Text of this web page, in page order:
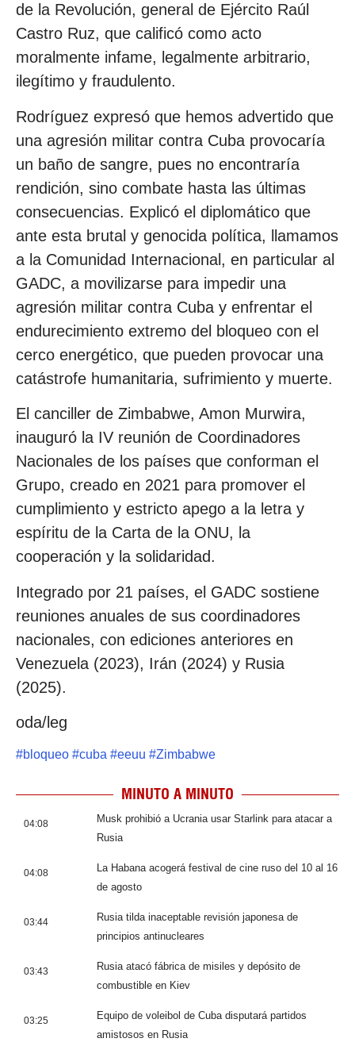
de la Revolución, general de Ejército Raúl
Castro Ruz, que calificó como acto
moralmente infame, legalmente arbitrario,
ilegítimo y fraudulento.
Rodríguez expresó que hemos advertido que
una agresión militar contra Cuba provocaría
un baño de sangre, pues no encontraría
rendición, sino combate hasta las últimas
consecuencias. Explicó el diplomático que
ante esta brutal y genocida política, llamamos
a la Comunidad Internacional, en particular al
GADC, a movilizarse para impedir una
agresión militar contra Cuba y enfrentar el
endurecimiento extremo del bloqueo con el
cerco energético, que pueden provocar una
catástrofe humanitaria, sufrimiento y muerte.
El canciller de Zimbabwe, Amon Murwira,
inauguró la IV reunión de Coordinadores
Nacionales de los países que conforman el
Grupo, creado en 2021 para promover el
cumplimiento y estricto apego a la letra y
espíritu de la Carta de la ONU, la
cooperación y la solidaridad.
Integrado por 21 países, el GADC sostiene
reuniones anuales de sus coordinadores
nacionales, con ediciones anteriores en
Venezuela (2023), Irán (2024) y Rusia
(2025).
oda/leg
#bloqueo #cuba #eeuu #Zimbabwe
MINUTO A MINUTO
04:08
Musk prohibió a Ucrania usar Starlink para atacar a
Rusia
04:08
La Habana acogerá festival de cine ruso del 10 al 16
de agosto
03:44
Rusia tilda inaceptable revisión japonesa de
principios antinucleares
03:43
Rusia atacó fábrica de misiles y depósito de
combustible en Kiev
03:25
Equipo de voleibol de Cuba disputará partidos
amistosos en Rusia